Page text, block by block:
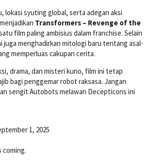
lokasi syuting global, serta adegan aksi
Transformers – Revenge of the
film paling ambisius dalam franchise. Selain
juga menghadirkan mitologi baru tentang asal-
memperluas cakupan cerita.
drama, dan misteri kuno, film ini tetap
bagi penggemar robot raksasa. Jangan
sengit Autobots melawan Decepticons ini
1, 2025
coming.